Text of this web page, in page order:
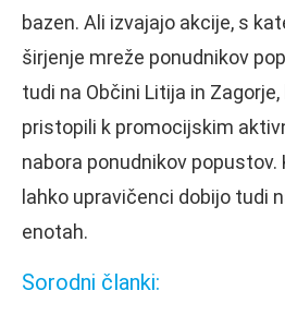
bazen. Ali izvajajo akcije, s
širjenje mreže ponudnikov
tudi na Občini Litija in
pristopili k promocijskim
nabora ponudnikov
lahko upravičenci dobijo tudi
enotah.
Sorodni članki: